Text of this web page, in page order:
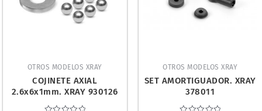
OTROS MODELOS XRAY
COJINETE AXIAL
2.6x6x1mm. XRAY 930126
OTROS MODELOS XRAY
SET AMORTIGUADOR. XRAY
378011